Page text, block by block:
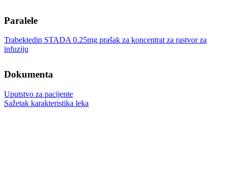
Paralele
Trabektedin STADA 0.25mg prašak za koncentrat za rastvor za
infuziju
Dokumenta
Uputstvo za pacijente
Sažetak karakteristika leka